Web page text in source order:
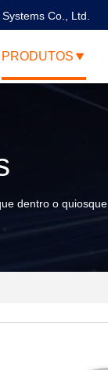
Co., Ltd.
PRODUTOS
dentro o quiosque